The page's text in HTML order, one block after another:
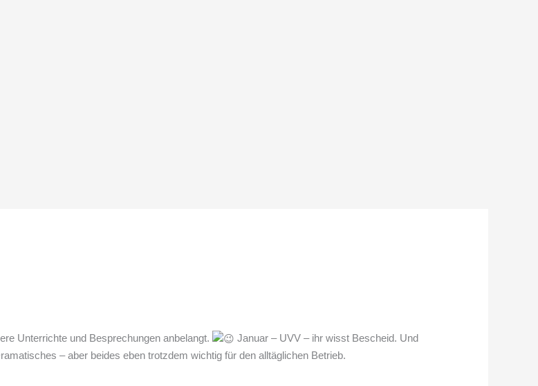
Unterrichte und Besprechungen anbelangt.
Januar – UVV – ihr wisst Bescheid. Und
– aber beides eben trotzdem wichtig für den alltäglichen Betrieb.